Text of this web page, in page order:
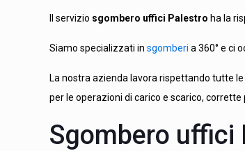
Il servizio sgombero uffici Palestro ha la
Siamo specializzati insgomberi a 360° e ci
La nostra azienda lavora rispettando tutte
per le operazioni di carico e scarico,
Sgombero uffici